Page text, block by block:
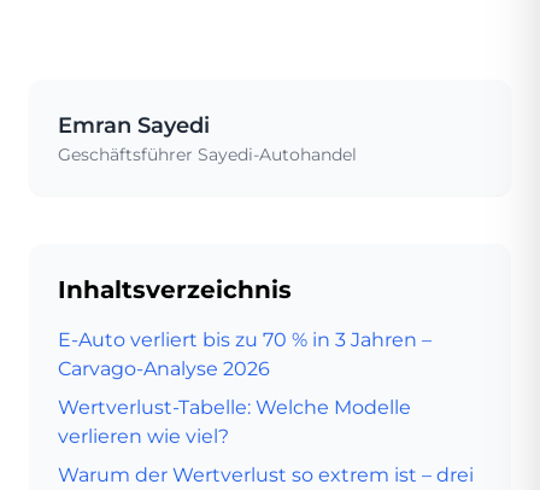
Emran Sayedi
Geschäftsführer Sayedi-Autohandel
Inhaltsverzeichnis
E-Auto verliert bis zu 70 % in 3 Jahren –
Carvago-Analyse 2026
Wertverlust-Tabelle: Welche Modelle
verlieren wie viel?
Warum der Wertverlust so extrem ist – drei